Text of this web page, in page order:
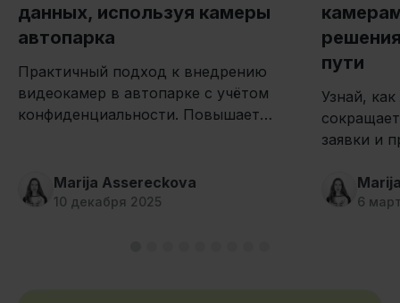
данных, используя камеры
автопарка
Практичный подход к внедрению
видеокамер в автопарке с учётом
конфиденциальности. Повышает
Marija Assereckova
10 декабря 2025
пути
Узнай,
заявки и
системе
6